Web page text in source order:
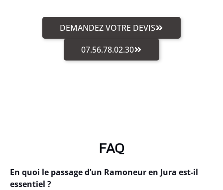
DEMANDEZ VOTRE DEVIS
07.56.78.02.30
FAQ
En quoi le passage d’un Ramoneur en Jura est-il
essentiel ?